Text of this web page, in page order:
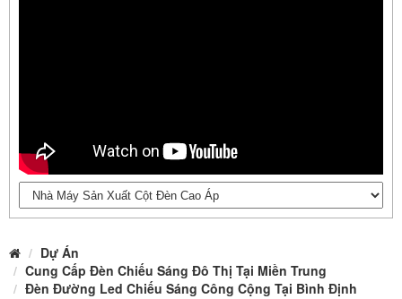
Dự Án
Cung Cấp Đèn Chiếu Sáng Đô Thị Tại Miền Trung
Đèn Đường Led Chiếu Sáng Công Cộng Tại Bình Định